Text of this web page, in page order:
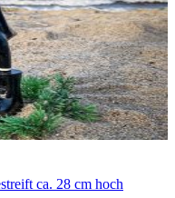
ca. 28 cm hoch